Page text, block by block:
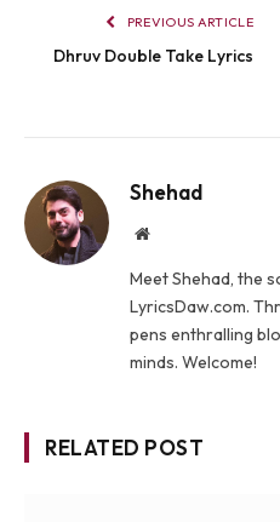
PREVIOUS ARTICLE
​Dhruv ​Double Take Lyrics
Shehad
Website
Meet Shehad, the
LyricsDaw.com.
pens enthralling
minds. Welcome!
RELATED POST